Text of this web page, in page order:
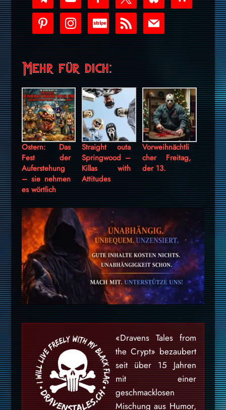
play
pinterestinstagram
cc-
stripe
rss mail
Mehr für dich:
Ostern: Das
Fest der
Auferstehung
– sie nehmen
es wörtlich
Straight outa
Springwood –
Killas with
Attitudes
Vorweihnächtli
cher Freitag,
der 13.
«Dravens Tales from
the Crypt» bezaubert
seit über 15 Jahren
mit einer
geschmacklosen
Mischung aus Humor,